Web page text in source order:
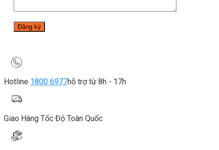
Hotline 1800 6977hỗ trợ từ 8h - 17h
Giao Hàng Tốc Độ Toàn Quốc